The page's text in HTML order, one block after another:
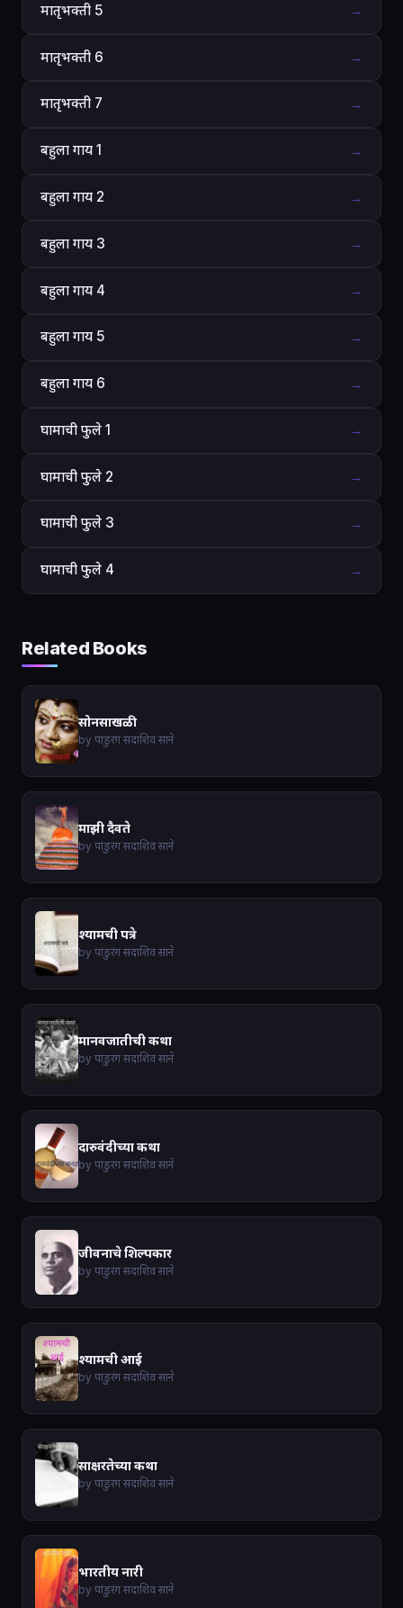
मातृभक्ती 5 →
मातृभक्ती 6 →
मातृभक्ती 7 →
बहुला गाय 1 →
बहुला गाय 2 →
बहुला गाय 3 →
बहुला गाय 4 →
बहुला गाय 5 →
बहुला गाय 6 →
घामाची फुले 1 →
घामाची फुले 2 →
घामाची फुले 3 →
घामाची फुले 4 →
Related Books
सोनसाखळी
by पांडुरंग सदाशिव साने
माझी दैवते
by पांडुरंग सदाशिव साने
श्यामची पत्रे
by पांडुरंग सदाशिव साने
मानवजातीची कथा
by पांडुरंग सदाशिव साने
दारुवंदीच्या कथा
by पांडुरंग सदाशिव साने
जीवनाचे शिल्पकार
by पांडुरंग सदाशिव साने
श्यामची आई
by पांडुरंग सदाशिव साने
साक्षरतेच्या कथा
by पांडुरंग सदाशिव साने
भारतीय नारी
by पांडुरंग सदाशिव साने